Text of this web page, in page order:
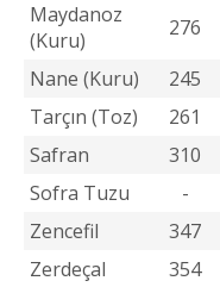
Maydanoz
(Kuru)
276
Nane (Kuru)
245
Tarçın (Toz)
261
Safran
310
Sofra Tuzu
-
Zencefil
347
Zerdeçal
354